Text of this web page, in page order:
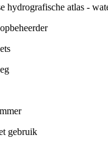
hydrografische atlas -
gebruik